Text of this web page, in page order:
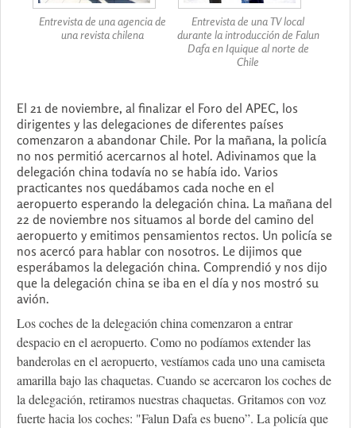
Entrevista de una agencia de
una revista chilena
Entrevista de una TV local
durante la introducción de Falun
Dafa en Iquique al norte de
Chile
El 21 de noviembre, al finalizar el Foro del APEC, los
dirigentes y las delegaciones de diferentes países
comenzaron a abandonar Chile. Por la mañana, la policía
no nos permitió acercarnos al hotel. Adivinamos que la
delegación china todavía no se había ido. Varios
practicantes nos quedábamos cada noche en el
aeropuerto esperando la delegación china. La mañana del
22 de noviembre nos situamos al borde del camino del
aeropuerto y emitimos pensamientos rectos. Un policía se
nos acercó para hablar con nosotros. Le dijimos que
esperábamos la delegación china. Comprendió y nos dijo
que la delegación china se iba en el día y nos mostró su
avión.
Los coches de la delegación china comenzaron a entrar
despacio en el aeropuerto. Como no podíamos extender las
banderolas en el aeropuerto, vestíamos cada uno una camiseta
amarilla bajo las chaquetas. Cuando se acercaron los coches de
la delegación, retiramos nuestras chaquetas. Gritamos con voz
fuerte hacia los coches: "Falun Dafa es bueno”. La policía que